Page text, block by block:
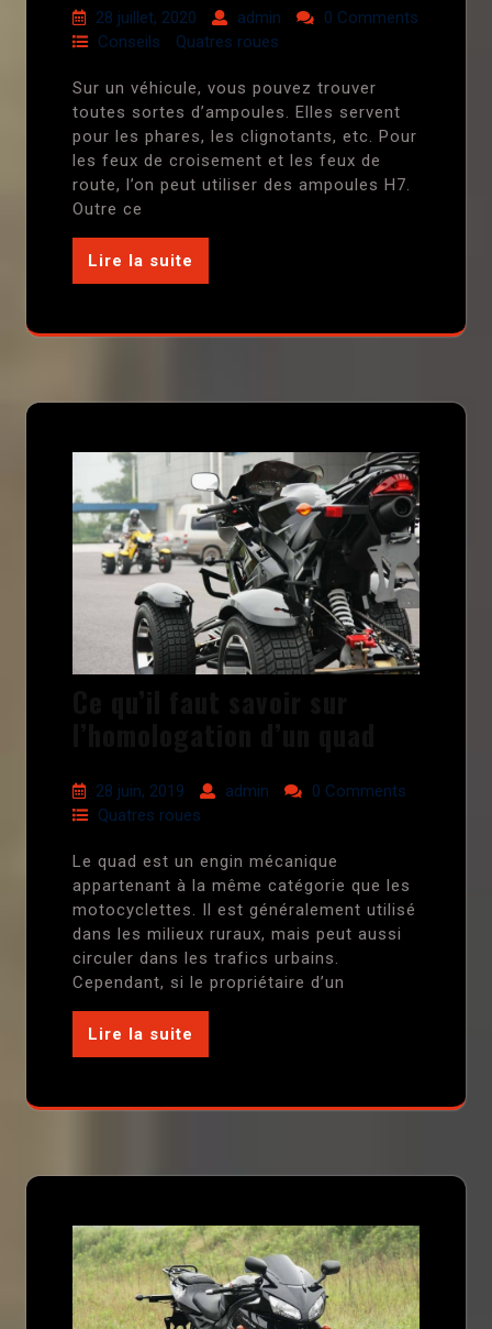
28 juillet, 2020 admin
0 Comments
Conseils
Quatres roues
Sur un véhicule, vous pouvez trouver
toutes sortes d’ampoules. Elles servent
pour les phares, les clignotants, etc. Pour
les feux de croisement et les feux de
route, l’on peut utiliser des ampoules H7.
Outre ce
Lire la suite
28 juin, 2019 admin
0 Comments
Quatres roues
Le quad est un engin mécanique
appartenant à la même catégorie que les
motocyclettes. Il est généralement utilisé
dans les milieux ruraux, mais peut aussi
circuler dans les trafics urbains.
Cependant, si le propriétaire d’un
Lire la suite